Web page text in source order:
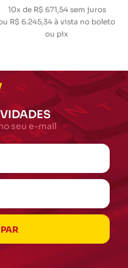
10x de R$ 671,54 sem juros
R$ 6.245,34 à vista no boleto
ou pix
seu e-mail